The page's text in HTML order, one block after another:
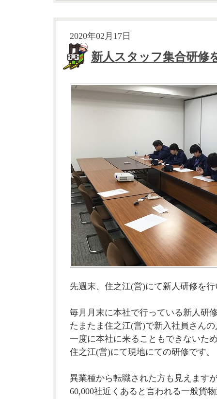
2020年02月17日
新人スタッフ集合研修
先週末、住之江(営)にて新人研修を
毎月月末に本社で行っている新人研
たまたま住之江(営)で新入社員さん
一度に本社に来ることもできないた
住之江(営)にて現地にての研修です。
異業種から転職された方も見えます
60,000社近くあると言われる一般貨